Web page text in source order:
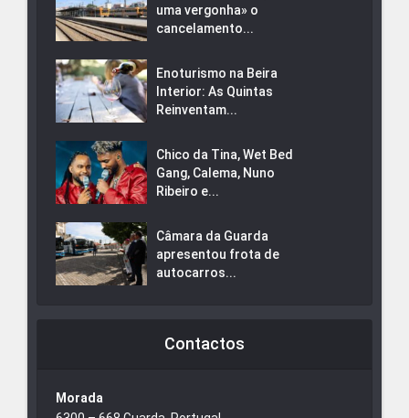
uma vergonha» o
cancelamento...
Enoturismo na Beira
Interior: As Quintas
Reinventam...
Chico da Tina, Wet Bed
Gang, Calema, Nuno
Ribeiro e...
Câmara da Guarda
apresentou frota de
autocarros...
Contactos
Morada